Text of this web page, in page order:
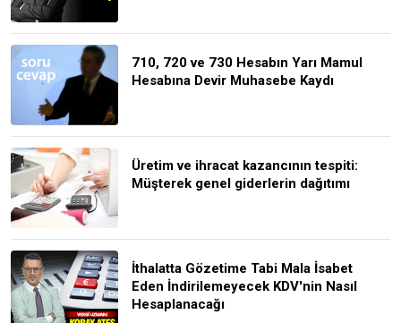
710, 720 ve 730 Hesabın Yarı Mamul
Hesabına Devir Muhasebe Kaydı
Üretim ve ihracat kazancının tespiti:
Müşterek genel giderlerin dağıtımı
İthalatta Gözetime Tabi Mala İsabet
Eden İndirilemeyecek KDV'nin Nasıl
Hesaplanacağı